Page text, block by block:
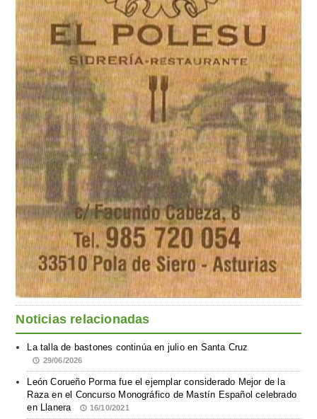
Noticias relacionadas
La talla de bastones continúa en julio en Santa Cruz
29/06/2026
León Corueño Porma fue el ejemplar considerado Mejor de la
Raza en el Concurso Monográfico de Mastín Español celebrado
en Llanera
16/10/2021